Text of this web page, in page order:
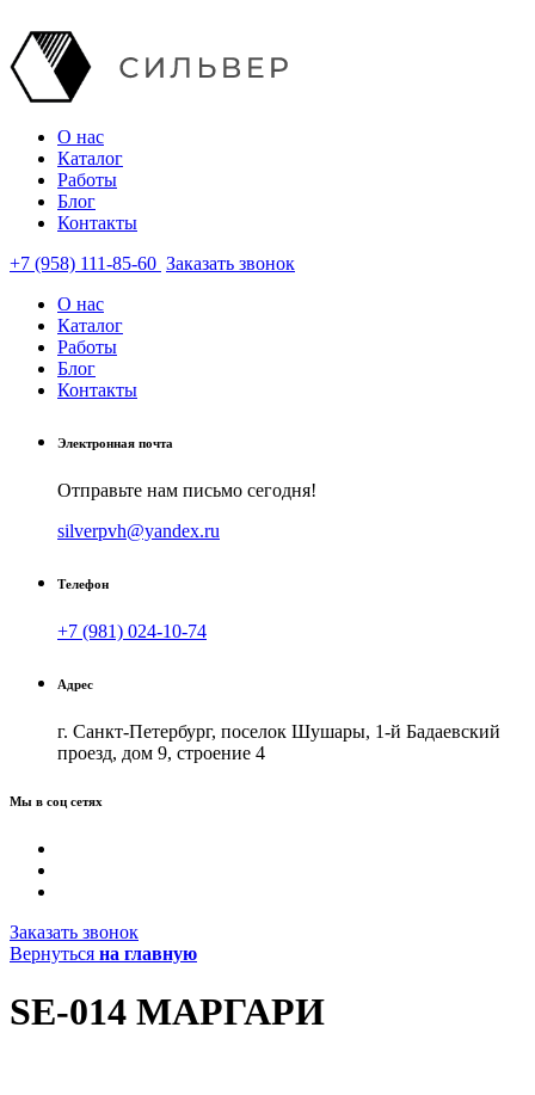
О нас
Каталог
Работы
Блог
Контакты
+7 (958) 111-85-60 Заказать звонок
О нас
Каталог
Работы
Блог
Контакты
Электронная почта
Отправьте нам письмо сегодня!
silverpvh@yandex.ru
Телефон
+7 (981) 024-10-74
Адрес
г. Санкт-Петербург, поселок Шушары, 1-й Бадаевский
проезд, дом 9, строение 4
Мы в соц сетях
Заказать звонок
Вернуться на главную
SE-014 МАРГАРИ